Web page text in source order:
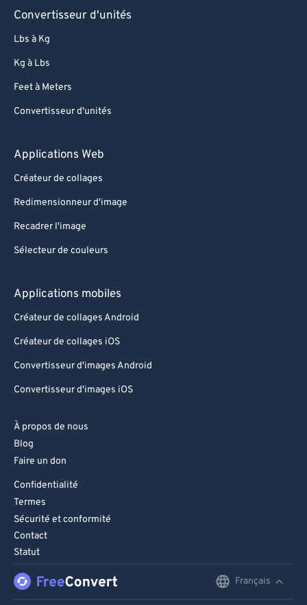
Convertisseur d'unités
Lbs à Kg
Kg à Lbs
Feet à Meters
Convertisseur d'unités
Applications Web
Créateur de collages
Redimensionneur d'image
Recadrer l'image
Sélecteur de couleurs
Applications mobiles
Créateur de collages Android
Créateur de collages iOS
Convertisseur d'images Android
Convertisseur d'images iOS
À propos de nous
Blog
Faire un don
Confidentialité
Termes
Sécurité et conformité
Contact
Statut
Français